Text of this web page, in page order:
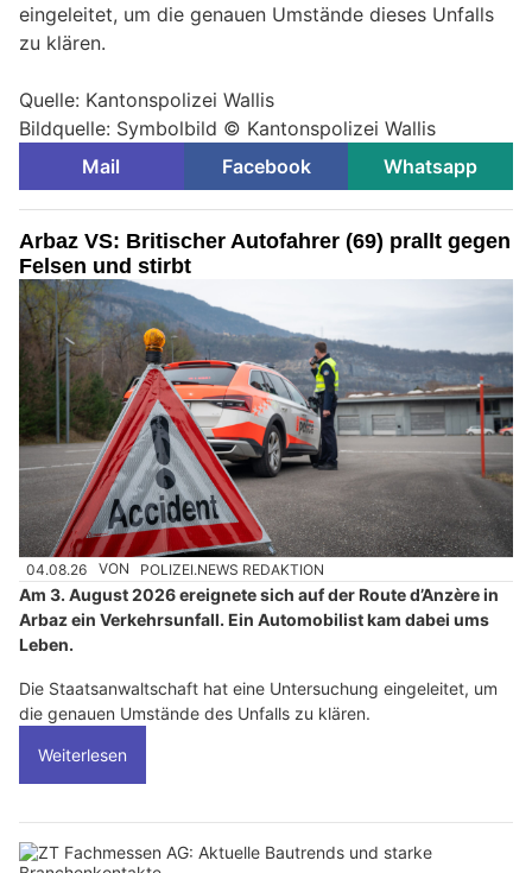
eingeleitet, um die genauen Umstände dieses Unfalls
zu klären.
Quelle: Kantonspolizei Wallis
Bildquelle: Symbolbild © Kantonspolizei Wallis
Mail
Facebook Whatsapp
Arbaz VS: Britischer Autofahrer (69) prallt gegen
Felsen und stirbt
04.08.26 VON POLIZEI.NEWS REDAKTION
Am 3. August 2026 ereignete sich auf der Route d’Anzère in
Arbaz ein Verkehrsunfall. Ein Automobilist kam dabei ums
Leben.
Die Staatsanwaltschaft hat eine Untersuchung eingeleitet, um
die genauen Umstände des Unfalls zu klären.
Weiterlesen